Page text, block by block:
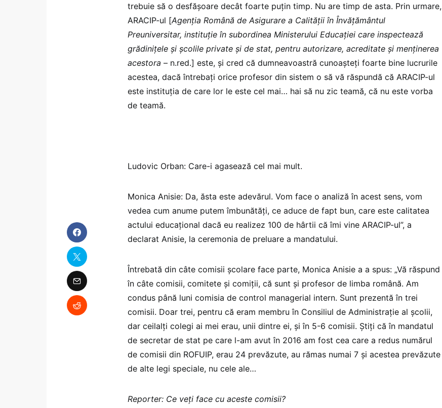
trebuie să o desfășoare decât foarte puțin timp. Nu are timp de asta. Prin urmare,
ARACIP-ul [Agenția Română de Asigurare a Calității în Învățământul
Preuniversitar, instituție în subordinea Ministerului Educației care inspectează
grădinițele și școlile private și de stat, pentru autorizare, acreditate și menținerea
acestora – n.red.] este, și cred că dumneavoastră cunoașteți foarte bine lucrurile
acestea, dacă întrebați orice profesor din sistem o să vă răspundă că ARACIP-ul
este instituția de care lor le este cel mai… hai să nu zic teamă, că nu este vorba
de teamă.
Ludovic Orban: Care-i agasează cel mai mult.
Monica Anisie: Da, ăsta este adevărul. Vom face o analiză în acest sens, vom
vedea cum anume putem îmbunătăți, ce aduce de fapt bun, care este calitatea
actului educațional dacă eu realizez 100 de hârtii că îmi vine ARACIP-ul”, a
declarat Anisie, la ceremonia de preluare a mandatului.
Întrebată din câte comisii școlare face parte, Monica Anisie a a spus: „Vă răspund
în câte comisii, comitete și comiții, că sunt și profesor de limba română. Am
condus până luni comisia de control managerial intern. Sunt prezentă în trei
comisii. Doar trei, pentru că eram membru în Consiliul de Administrație al școlii,
dar ceilalți colegi ai mei erau, unii dintre ei, și în 5-6 comisii. Știți că în mandatul
de secretar de stat pe care l-am avut în 2016 am fost cea care a redus numărul
de comisii din ROFUIP, erau 24 prevăzute, au rămas numai 7 și acestea prevăzute
de alte legi speciale, nu cele ale…
Reporter: Ce veți face cu aceste comisii?